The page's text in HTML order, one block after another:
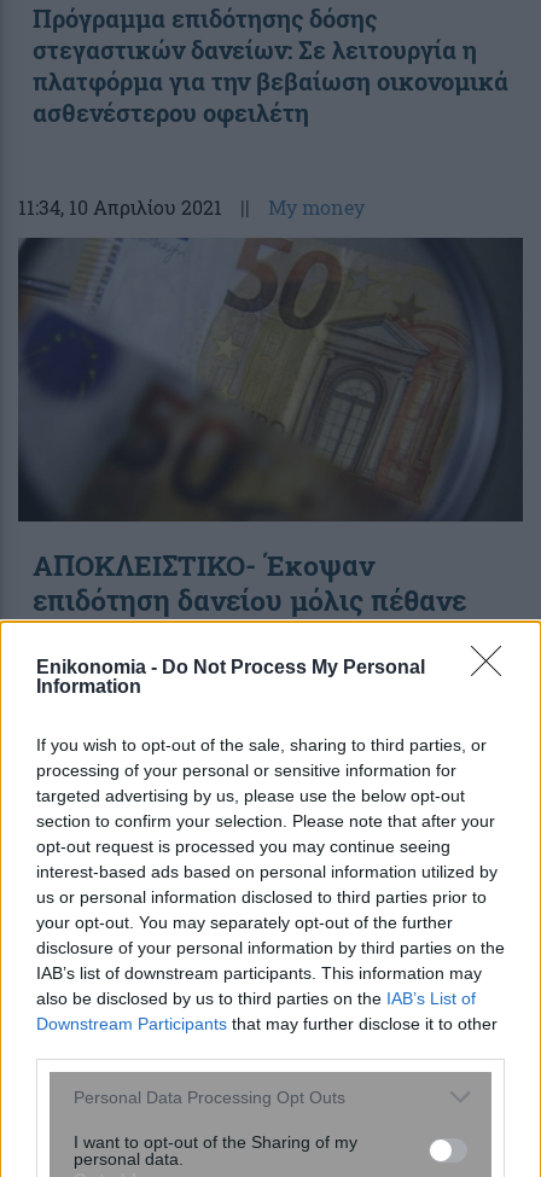
Enikonomia - Do Not Process My Personal
Information
If you wish to opt-out of the sale, sharing to third parties, or
processing of your personal or sensitive information for
targeted advertising by us, please use the below opt-out
section to confirm your selection. Please note that after your
opt-out request is processed you may continue seeing
interest-based ads based on personal information utilized by
us or personal information disclosed to third parties prior to
your opt-out. You may separately opt-out of the further
disclosure of your personal information by third parties on the
IAB’s list of downstream participants. This information may
also be disclosed by us to third parties on the IAB’s List of
Downstream Participants that may further disclose it to other
Please note that this website/app uses one or more Google
not limited to your visit or usage behaviour. You may click to
grant or deny consent to Google and its third-party tags to
Personal Data Processing Opt Outs
I want to opt-out of the Sharing of my
personal data.
Πρόγραμμα επιδότησης δόσης
στεγαστικών δανείων: Σε λειτουργία η
πλατφόρμα για την βεβαίωση οικονομικά
ασθενέστερου οφειλέτη
11:34, 10 Απριλίου 2021 || My money
ΑΠΟΚΛΕΙΣΤΙΚΟ- Έκοψαν
επιδότηση δανείου μόλις πέθανε
από κορονοϊό ο σύζυγος
οφειλέτριας
12:51, 28 Φεβρουαρίου 2019 || Οικονομία
Δικαστική απόφαση- ανάσα: Ολική
διαγραφή χρέους 153.149 ευρώ σε
οφειλέτη